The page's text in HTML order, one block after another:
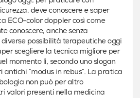
deve conoscere e saper
ECO-color doppler così come
conoscere, anche senza
possibilità terapeutiche oggi
scegliere la tecnica migliore per
momento lì, secondo uno slogan
“modus in rebus”. La pratica
non può per altro
valori presenti nella medicina